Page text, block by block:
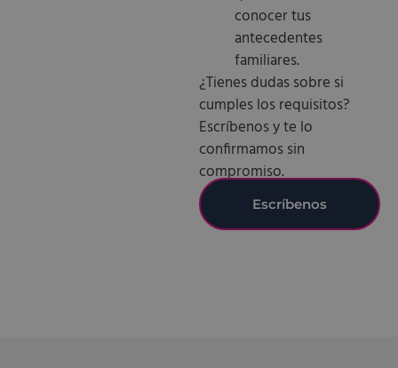
conocer tus
antecedentes
familiares.
¿Tienes dudas sobre si
cumples los requisitos?
Escríbenos y te lo
confirmamos sin
compromiso.
Escríbenos